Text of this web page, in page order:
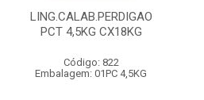
LING.CALAB.PERDIGAO
PCT 4,5KG CX18KG
Código: 822
Embalagem: 01PC 4,5KG